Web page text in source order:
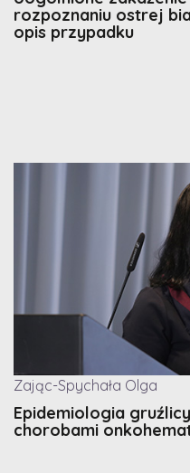
rozpoznaniu ostrej
opis przypadku
Zając-Spychała Olga
Epidemiologia
chorobami